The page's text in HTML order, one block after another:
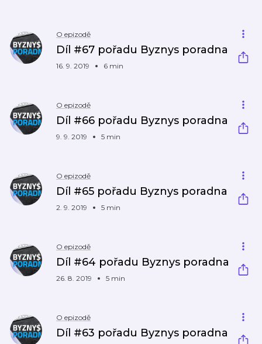
O epizodě
Díl #67 pořadu Byznys poradna
16. 9. 2019 6 min
O epizodě
Díl #66 pořadu Byznys poradna
9. 9. 2019 5 min
O epizodě
Díl #65 pořadu Byznys poradna
2. 9. 2019 5 min
O epizodě
Díl #64 pořadu Byznys poradna
26. 8. 2019 5 min
O epizodě
Díl #63 pořadu Byznys poradna